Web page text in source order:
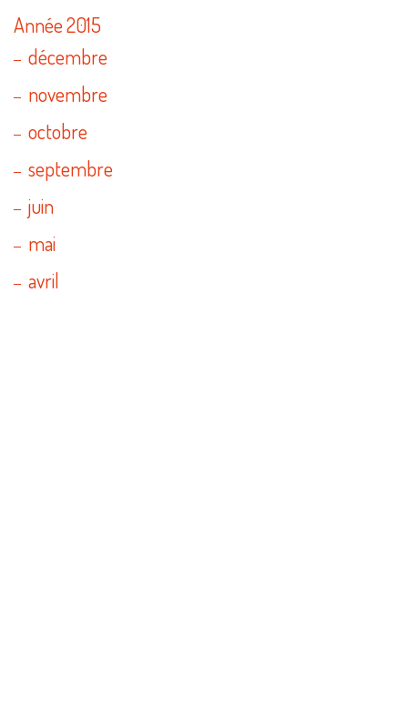
Année 2015
décembre
novembre
octobre
septembre
juin
mai
avril